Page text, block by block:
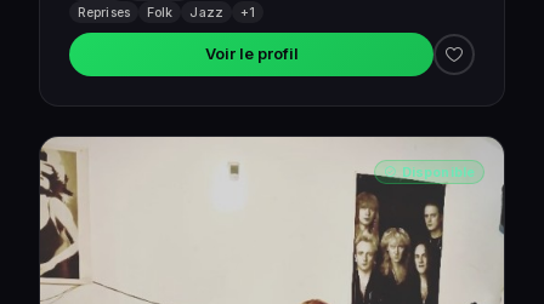
Reprises
Folk Jazz +1
Voir le profil
Disponible